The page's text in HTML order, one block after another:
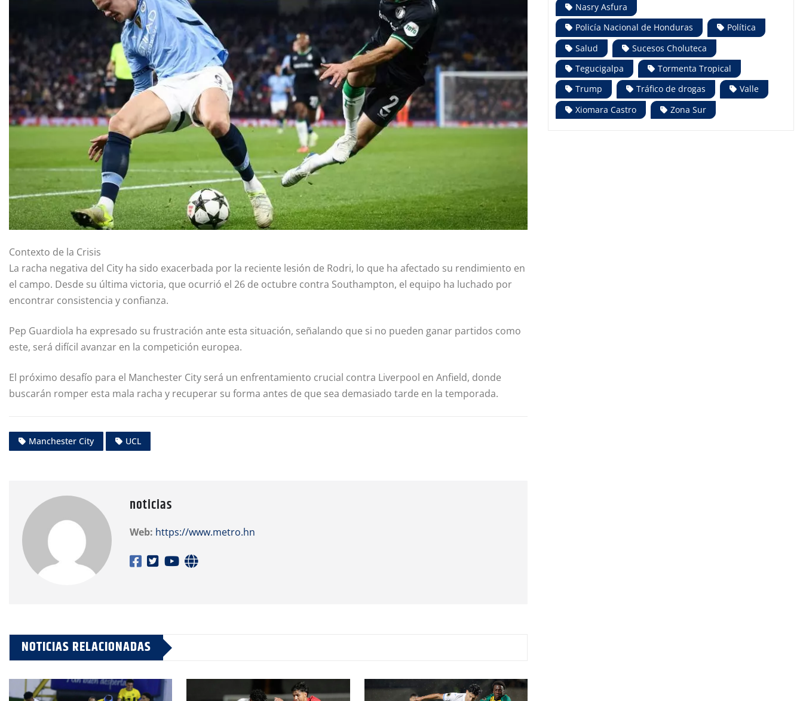
Contexto de la Crisis
La racha negativa del City ha sido exacerbada por la reciente lesión de Rodri, lo que ha afectado su rendimiento en
el campo. Desde su última victoria, que ocurrió el 26 de octubre contra Southampton, el equipo ha luchado por
encontrar consistencia y confianza.
Pep Guardiola ha expresado su frustración ante esta situación, señalando que si no pueden ganar partidos como
este, será difícil avanzar en la competición europea.
El próximo desafío para el Manchester City será un enfrentamiento crucial contra Liverpool en Anfield, donde
buscarán romper esta mala racha y recuperar su forma antes de que sea demasiado tarde en la temporada.
Manchester City UCL
noticias
Web: https://www.metro.hn
NOTICIAS RELACIONADAS
Nasry Asfura
Policía Nacional de Honduras
Política
Salud
Sucesos Choluteca
Tegucigalpa
Tormenta Tropical
Trump
Tráfico de drogas
Valle
Xiomara Castro
Zona Sur